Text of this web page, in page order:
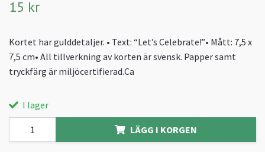
15 kr
Kortet har gulddetaljer. • Text: “Let’s Celebrate!”• Mått: 7,5 x
7,5 cm• All tillverkning av korten är svensk. Papper samt
tryckfärg är miljöcertifierad.Ca
I lager
LÄGG I KORGEN